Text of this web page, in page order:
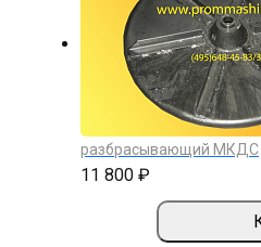
разбрасывающий МКДС
11 800 ₽